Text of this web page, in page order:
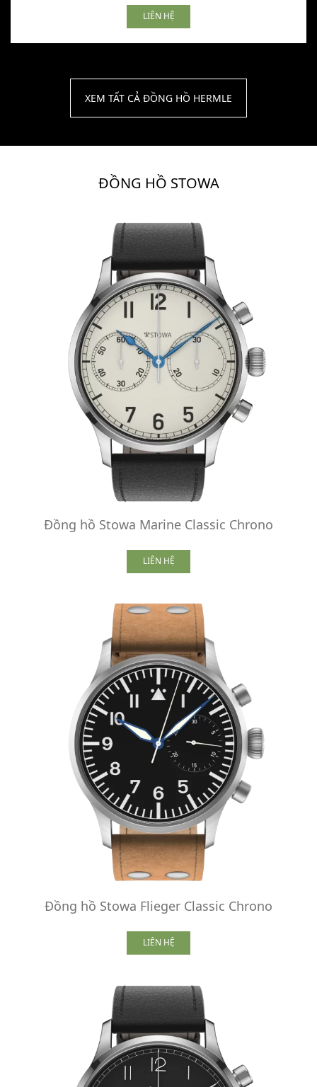
LIÊN HỆ
XEM TẤT CẢ ĐỒNG HỒ HERMLE
ĐỒNG HỒ STOWA
Đồng hồ Stowa Marine Classic Chrono
LIÊN HỆ
Đồng hồ Stowa Flieger Classic Chrono
LIÊN HỆ